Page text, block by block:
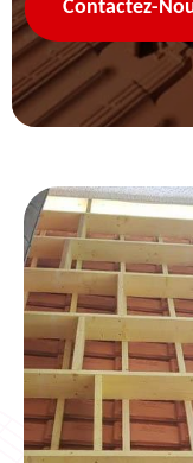
Contactez-